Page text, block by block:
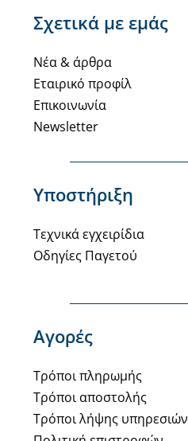
Σχετικά με εμάς
Νέα & άρθρα
Εταιρικό προφίλ
Επικοινωνία
Newsletter
Υποστήριξη
Τεχνικά εγχειρίδια
Οδηγίες Παγετού
Αγορές
Τρόποι πληρωμής
Τρόποι αποστολής
Τρόποι λήψης υπηρεσιών